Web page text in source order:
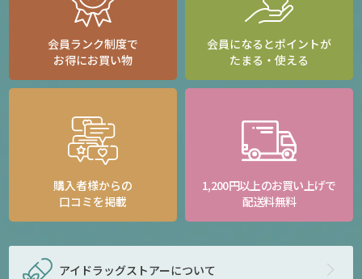
会員ランク制度で
お得にお買い物
会員になるとポイントが
たまる・使える
購入者様からの
口コミを掲載
1,200円以上のお買い上げで
配送料無料
アイドラッグストアーについて